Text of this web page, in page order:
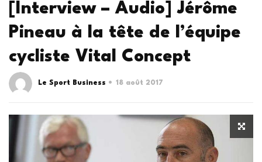
[Interview – Audio] Jérôme
Pineau à la tête de l’équipe
cycliste Vital Concept
Le Sport Business 18 août 2017